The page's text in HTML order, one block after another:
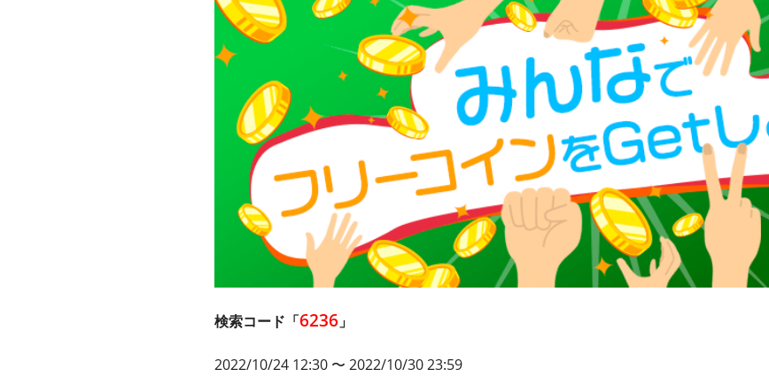
検索コード「6236 」
2022/10/24 12:30 〜 2022/10/30 23:59